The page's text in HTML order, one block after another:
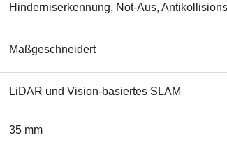
Hinderniserkennung, Not-Aus,
Maßgeschneidert
LiDAR und Vision-basiertes SLAM
35 mm